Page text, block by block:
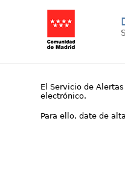
El Servicio de
electrónico.
Para ello, date de